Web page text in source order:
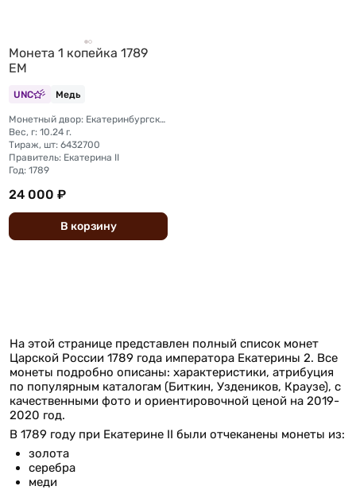
Монета 1 копейка 1789
ЕМ
UNC Медь
Монетный двор: Екатеринбургский монетный двор
Вес, г: 10.24 г.
Тираж, шт: 6432700
Правитель: Екатерина II
Год: 1789
24 000 ₽
В корзину
На этой странице представлен полный список монет
Царской России 1789 года императора Екатерины 2. Все
монеты подробно описаны: характеристики, атрибуция
по популярным каталогам (Биткин, Уздеников, Краузе), с
качественными фото и ориентировочной ценой на 2019-
2020 год.
В 1789 году при Екатерине II были отчеканены монеты из:
золота
серебра
меди